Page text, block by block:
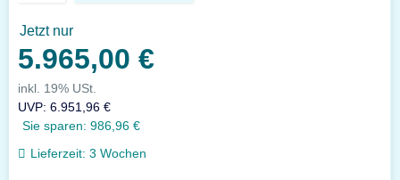
Jetzt nur
5.965,00 €
inkl. 19% USt.
UVP: 6.951,96 €
Sie sparen: 986,96 €
Lieferzeit: 3 Wochen